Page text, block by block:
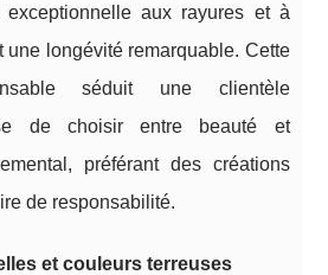
exceptionnelle aux rayures et à
une longévité remarquable. Cette
séduit une clientèle
de choisir entre beauté et
préférant des créations
de responsabilité.
et couleurs terreuses